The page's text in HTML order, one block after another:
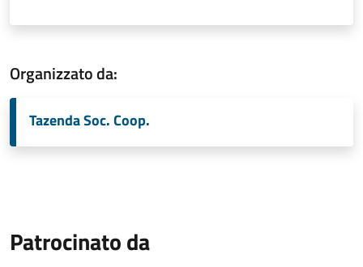
Organizzato da:
Tazenda Soc. Coop.
Patrocinato da